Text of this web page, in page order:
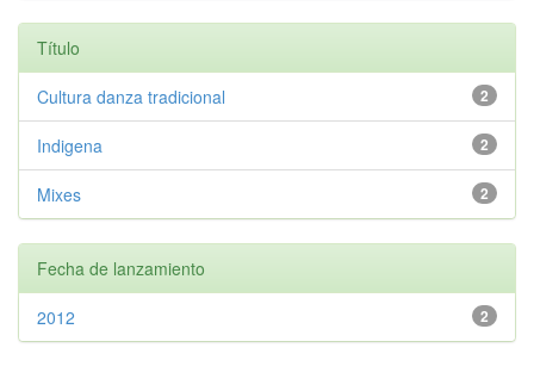
Título
2
Cultura danza tradicional
2
Indigena
2
Mixes
Fecha de lanzamiento
2
2012